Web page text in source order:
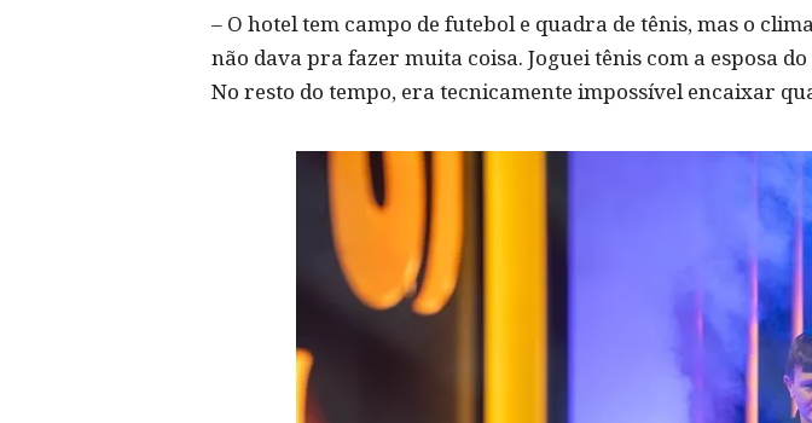
– O hotel tem campo de futebol e quadra de tênis, mas o
não dava pra fazer muita coisa. Joguei tênis com a esposa do
No resto do tempo, era tecnicamente impossível encaixar